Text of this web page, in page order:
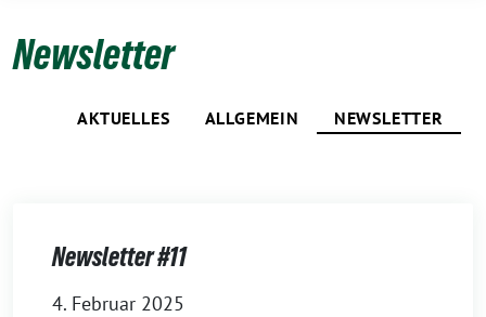
Newsletter
AKTUELLES ALLGEMEIN NEWSLETTER
Newsletter #11
4. Februar 2025